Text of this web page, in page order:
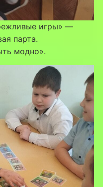
игры» —
парта.
модно».